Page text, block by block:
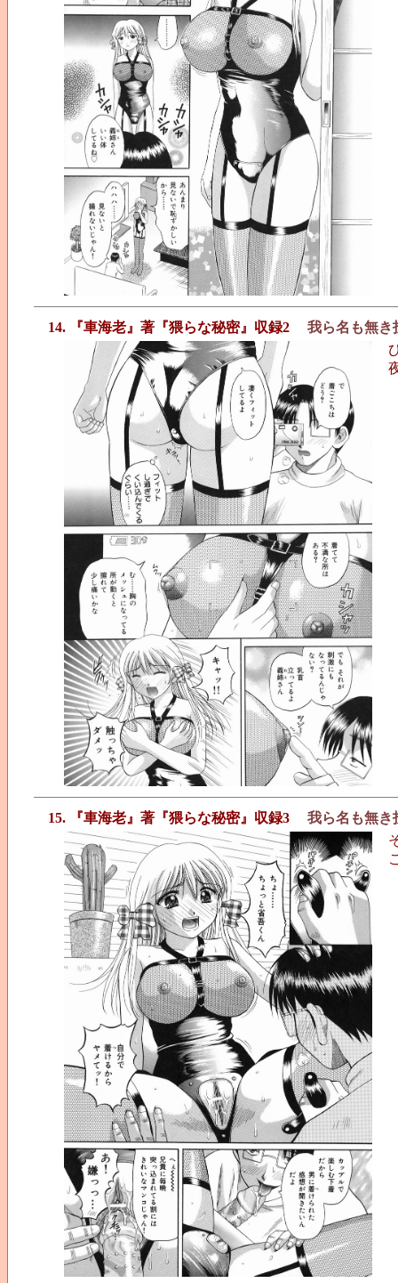
14. 『車海老』著『猥らな秘密』収録2
我ら名も無き
15. 『車海老』著『猥らな秘密』収録3
我ら名も無き